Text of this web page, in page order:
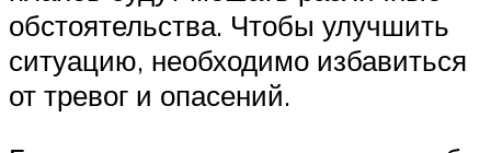
обстоятельства. Чтобы улучшить
ситуацию, необходимо избавиться
от тревог и опасений.